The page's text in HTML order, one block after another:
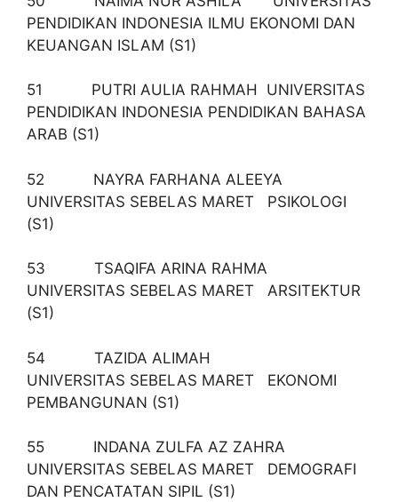
PENDIDIKAN INDONESIA ILMU EKONOMI DAN
KEUANGAN ISLAM (S1)
51 PUTRI AULIA RAHMAH UNIVERSITAS
PENDIDIKAN INDONESIA PENDIDIKAN BAHASA
ARAB (S1)
52 NAYRA FARHANA ALEEYA
UNIVERSITAS SEBELAS MARET PSIKOLOGI
(S1)
53 TSAQIFA ARINA RAHMA
UNIVERSITAS SEBELAS MARET ARSITEKTUR
(S1)
54 TAZIDA ALIMAH
UNIVERSITAS SEBELAS MARET EKONOMI
PEMBANGUNAN (S1)
55 INDANA ZULFA AZ ZAHRA
UNIVERSITAS SEBELAS MARET DEMOGRAFI
DAN PENCATATAN SIPIL (S1)